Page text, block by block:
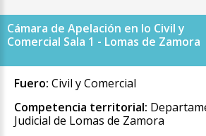
Cámara de Apelación en lo Civil y
Comercial Sala 1 - Lomas de Zamora
Fuero: Civil y Comercial
Competencia territorial:
Judicial de Lomas de Zamora